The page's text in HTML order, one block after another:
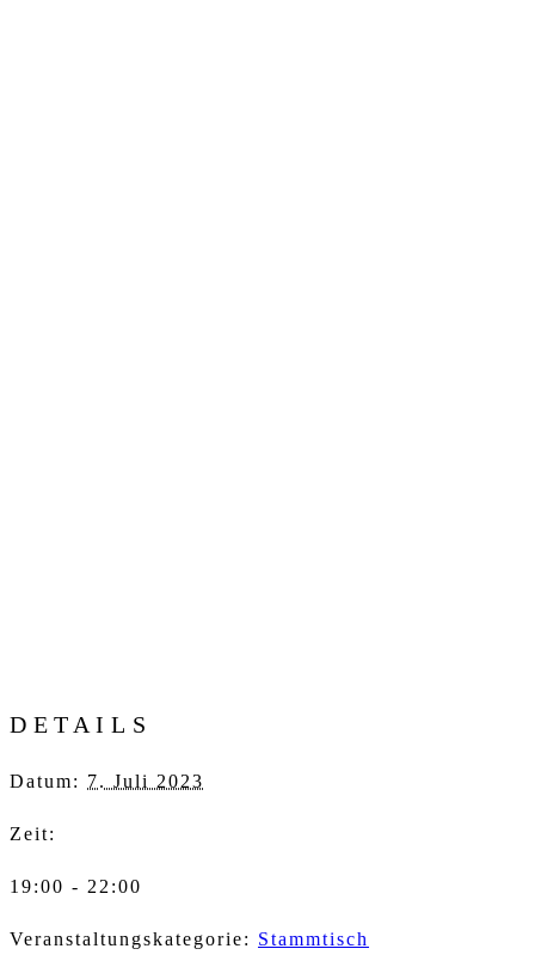
DETAILS
Datum: 7. Juli 2023
Zeit:
19:00 - 22:00
Veranstaltungskategorie: Stammtisch